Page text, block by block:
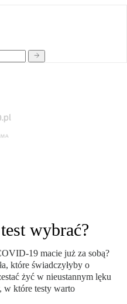
wybrać?
19 macie już za sobą?
które świadczyłyby o
żyć w nieustannym lęku
w które testy warto